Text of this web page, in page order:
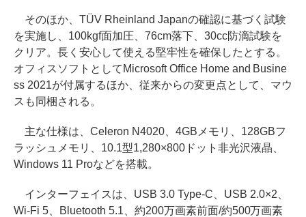
そのほか、TÜV Rheinland Japanの確認に基づく試験
を実施し、100kgf面加圧、76cm落下、30cc防滴試験を
クリア。長く安心して使える堅牢性を確保したとする。
オフィスソフトとしてMicrosoft Office Home and Busine
ss 2021が付属するほか、従来からの変更点として、マウ
スも同梱される。
主な仕様は、Celeron N4020、4GBメモリ、128GBフ
ラッシュメモリ、10.1型1,280×800ドット非光沢液晶、
Windows 11 Proなどを搭載。
インターフェイスは、USB 3.0 Type-C、USB 2.0×2、
Wi-Fi 5、Bluetooth 5.1、約200万画素前面/約500万画素